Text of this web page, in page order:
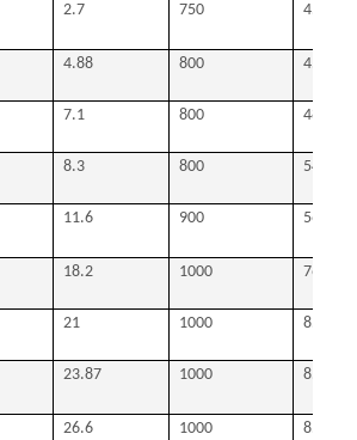
2.7 750 4517
4.88 800 4553
7.1 800 4800
8.3 800 5450
11.6 900 5660
18.2 1000 7660
21 1000 8500
23.87 1000 8500
26.6 1000 8500